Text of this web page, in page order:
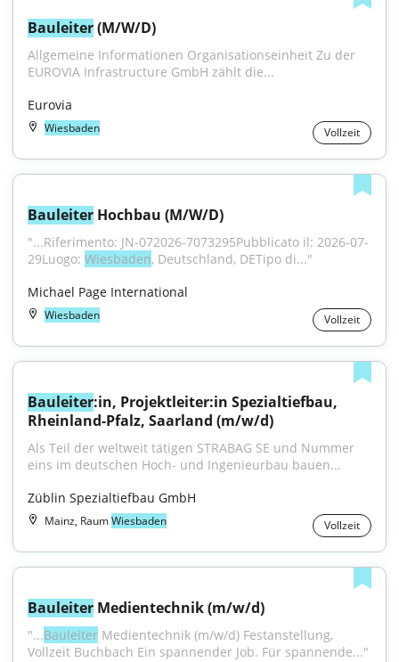
Bauleiter (M/W/D)
Allgemeine Informationen Organisationseinheit Zu der
EUROVIA Infrastructure GmbH zählt die...
Eurovia
Wiesbaden Vollzeit
Bauleiter Hochbau (M/W/D)
"...Riferimento: JN-072026-7073295Pubblicato il: 2026-07-
29Luogo: Wiesbaden, Deutschland, DETipo di..."
Michael Page International
Wiesbaden Vollzeit
Bauleiter:in, Projektleiter:in Spezialtiefbau,
Rheinland-Pfalz, Saarland (m/w/d)
Als Teil der weltweit tätigen STRABAG SE und Nummer
eins im deutschen Hoch- und Ingenieurbau bauen...
Züblin Spezialtiefbau GmbH
Mainz, RaumWiesbaden Vollzeit
Bauleiter Medientechnik (m/w/d)
"...Bauleiter Medientechnik (m/w/d) Festanstellung,
Vollzeit Buchbach Ein spannender Job. Für spannende..."